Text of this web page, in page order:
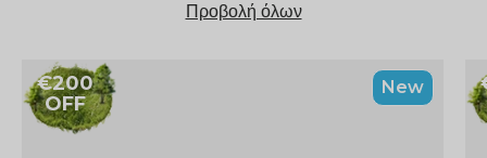
Προβολή όλων
New
€200
OFF